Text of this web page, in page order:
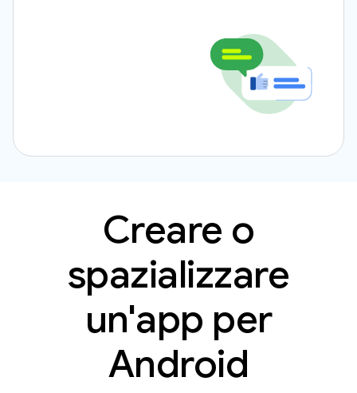
Creare o
spazializzare
un'app per
Android